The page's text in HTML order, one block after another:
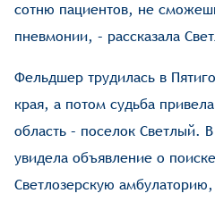
сотню пациентов, не
пневмонии, – рассказала
Фельдшер трудилась в
края, а потом судьба
область – поселок Светлый.
увидела объявление о
Светлозерскую